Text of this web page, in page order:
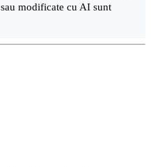
modificate cu AI sunt